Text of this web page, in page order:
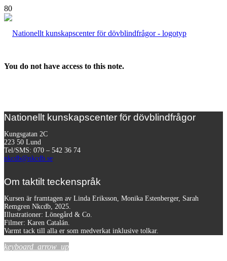
You do not have access to this note.
Nationellt kunskapscenter för dövblindfrågor
Kungsgatan 2C
223 50 Lund
Tel/SMS: 070 – 542 36 74
nkcdb@nkcdb.se
Om taktilt teckenspråk
Kursen är framtagen av Linda Eriksson, Monika Estenberger, Sarah
Remgren Nkcdb, 2025.
Illustrationer: Lönegård & Co.
Filmer: Karen Catalán.
Varmt tack till alla er som medverkat inklusive tolkar.
keyboard_arrow_up